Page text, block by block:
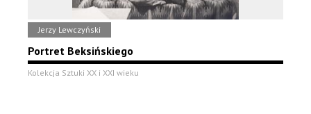
Jerzy Lewczyński
Portret Beksińskiego
Kolekcja Sztuki XX i XXI wieku